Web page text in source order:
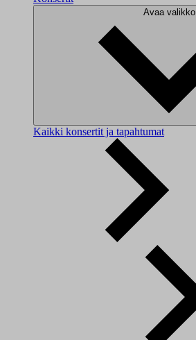
Avaa valikko
Kaikki konsertit ja tapahtumat